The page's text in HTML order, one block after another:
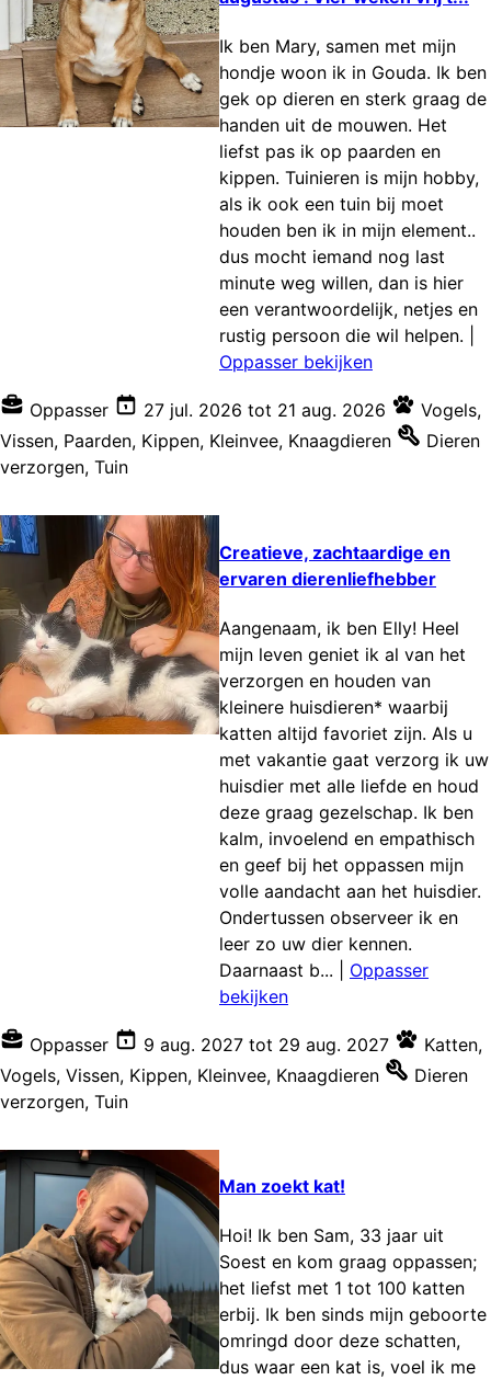
Ik ben Mary, samen met mijn
hondje woon ik in Gouda. Ik ben
gek op dieren en sterk graag de
handen uit de mouwen. Het
liefst pas ik op paarden en
kippen. Tuinieren is mijn hobby,
als ik ook een tuin bij moet
houden ben ik in mijn element..
dus mocht iemand nog last
minute weg willen, dan is hier
een verantwoordelijk, netjes en
rustig persoon die wil helpen.
Oppasser bekijken
Oppasser 27 jul. 2026 tot 21 aug. 2026 Vogels,
Vissen, Paarden, Kippen, Kleinvee, Knaagdieren
Dieren
verzorgen, Tuin
Creatieve, zachtaardige en
ervaren dierenliefhebber
Aangenaam, ik ben Elly! Heel
mijn leven geniet ik al van het
verzorgen en houden van
kleinere huisdieren* waarbij
katten altijd favoriet zijn. Als u
met vakantie gaat verzorg ik uw
huisdier met alle liefde en houd
deze graag gezelschap. Ik ben
kalm, invoelend en empathisch
en geef bij het oppassen mijn
volle aandacht aan het huisdier.
Ondertussen observeer ik en
leer zo uw dier kennen.
Daarnaast b...
Oppasser
bekijken
Oppasser 9 aug. 2027 tot 29 aug. 2027 Katten,
Vogels, Vissen, Kippen, Kleinvee, Knaagdieren
Dieren
verzorgen, Tuin
Man zoekt kat!
Hoi! Ik ben Sam, 33 jaar uit
Soest en kom graag oppassen;
het liefst met 1 tot 100 katten
erbij. Ik ben sinds mijn geboorte
omringd door deze schatten,
dus waar een kat is, voel ik me